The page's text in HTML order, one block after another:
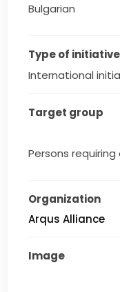
Bulgarian
Type of initiative
International
Target group
Persons
Organization
Arqus Alliance
Image